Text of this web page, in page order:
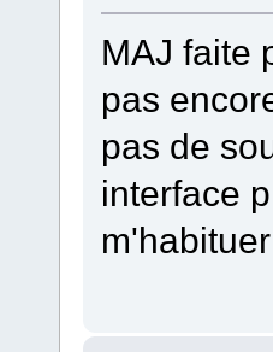
MAJ faite
pas
pas de
interface